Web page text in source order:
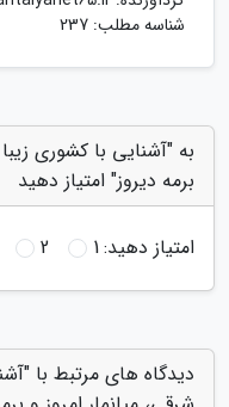
شناسه مطلب: 237
به "آشنایی با کشوری
برمه دیروز" امتیاز دهید
امتیاز دهید:1
2
دیدگاه های مرتبط با